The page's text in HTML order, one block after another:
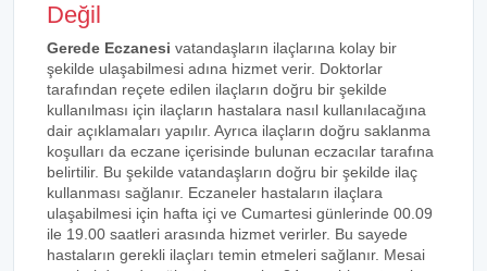
Değil
Gerede Eczanesi vatandaşların ilaçlarına kolay bir
şekilde ulaşabilmesi adına hizmet verir. Doktorlar
tarafından reçete edilen ilaçların doğru bir şekilde
kullanılması için ilaçların hastalara nasıl kullanılacağına
dair açıklamaları yapılır. Ayrıca ilaçların doğru saklanma
koşulları da eczane içerisinde bulunan eczacılar tarafına
belirtilir. Bu şekilde vatandaşların doğru bir şekilde ilaç
kullanması sağlanır. Eczaneler hastaların ilaçlara
ulaşabilmesi için hafta içi ve Cumartesi günlerinde 00.09
ile 19.00 saatleri arasında hizmet verirler. Bu sayede
hastaların gerekli ilaçları temin etmeleri sağlanır. Mesai